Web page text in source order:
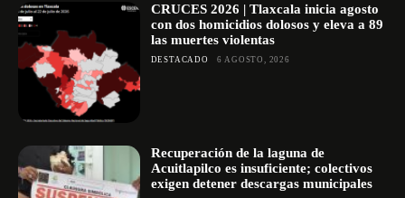
CRUCES 2026 | Tlaxcala inicia agosto
con dos homicidios dolosos y eleva a 89
las muertes violentas
DESTACADO 6 AGOSTO, 2026
Recuperación de la laguna de
Acuitlapilco es insuficiente; colectivos
exigen detener descargas municipales